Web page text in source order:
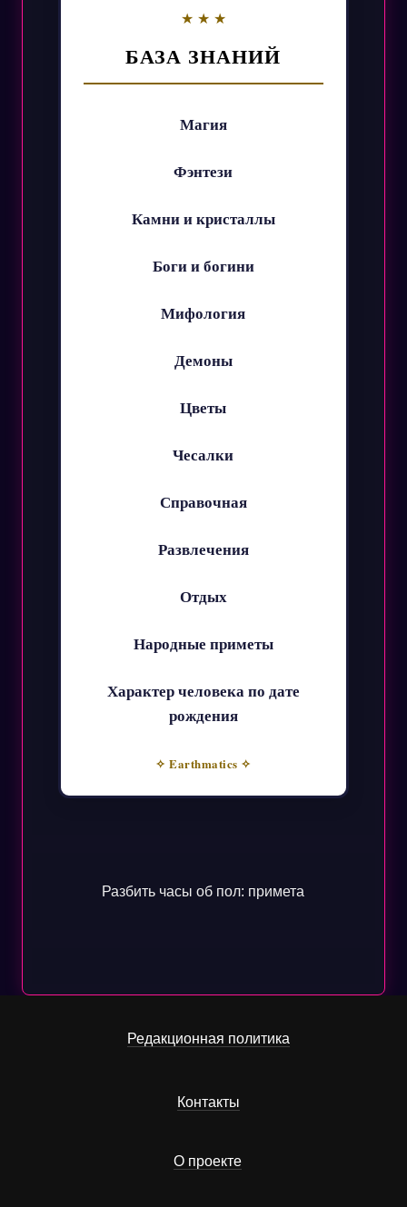
БАЗА ЗНАНИЙ
Магия
Фэнтези
Камни и кристаллы
Боги и богини
Мифология
Демоны
Цветы
Чесалки
Справочная
Развлечения
Отдых
Народные приметы
Характер человека по дате
рождения
✧ Earthmatics ✧
Разбить часы об пол: примета
Редакционная политика
Контакты
О проекте